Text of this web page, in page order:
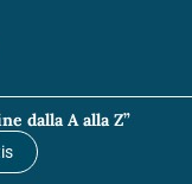
dalla A alla Z”